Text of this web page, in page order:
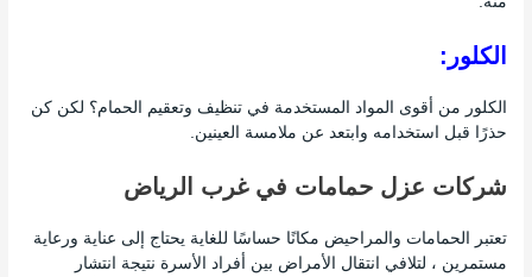
الكلور:
الكلور من أقوى المواد المستخدمة في تنظيف وتعقيم الحمام؟ لكن كن
حذرًا قبل استخدامه وابتعد عن ملامسة العينين.
شركات عزل حمامات في غرب الرياض
تعتبر الحمامات والمراحيض مكانًا حساسًا للغاية يحتاج إلى عناية ورعاية
مستمرين ، لتلافي انتقال الأمراض بين أفراد الأسرة نتيجة انتشار